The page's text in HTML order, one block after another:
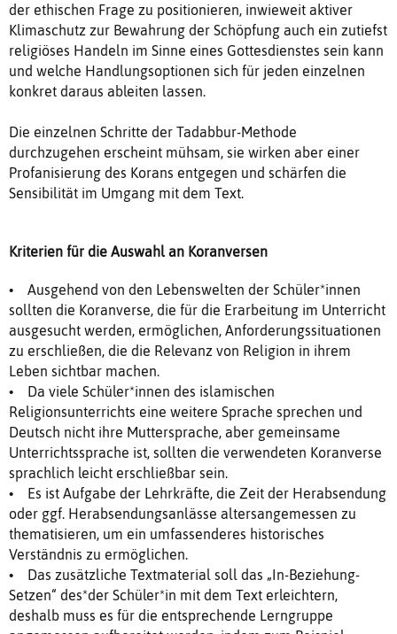
der ethischen Frage zu positionieren, inwieweit aktiver
Klimaschutz zur Bewahrung der Schöpfung auch ein zutiefst
religiöses Handeln im Sinne eines Gottesdienstes sein kann
und welche Handlungsoptionen sich für jeden einzelnen
konkret daraus ableiten lassen.
Die einzelnen Schritte der Tadabbur-Methode
durchzugehen erscheint mühsam, sie wirken aber einer
Profanisierung des Korans entgegen und schärfen die
Sensibilität im Umgang mit dem Text.
Kriterien für die Auswahl an Koranversen
• Ausgehend von den Lebenswelten der Schüler*innen
sollten die Koranverse, die für die Erarbeitung im Unterricht
ausgesucht werden, ermöglichen, Anforderungssituationen
zu erschließen, die die Relevanz von Religion in ihrem
Leben sichtbar machen.
• Da viele Schüler*innen des islamischen
Religionsunterrichts eine weitere Sprache sprechen und
Deutsch nicht ihre Muttersprache, aber gemeinsame
Unterrichtssprache ist, sollten die verwendeten Koranverse
sprachlich leicht erschließbar sein.
• Es ist Aufgabe der Lehrkräfte, die Zeit der Herabsendung
oder ggf. Herabsendungsanlässe altersangemessen zu
thematisieren, um ein umfassenderes historisches
Verständnis zu ermöglichen.
• Das zusätzliche Textmaterial soll das „In-Beziehung-
Setzen“ des*der Schüler*in mit dem Text erleichtern,
deshalb muss es für die entsprechende Lerngruppe